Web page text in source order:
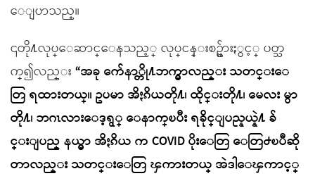
ေျပာသည္။
၎တို႔လုပ္ေဆာင္ေနသည့္ လုပ္ငန္းစဥ္မ်ားႏွင့္ ပတ္သ
က္၍လည္း “အခု က်ေနာ္တို႔ဘက္မွာလည္း သတင္းေ
တြ ရထားတယ္။ ဥပမာ အိႏၵိယတို႔၊ ထိုင္းတို႔၊ မေလး မွာ
တို႔၊ ဘဂၤလားေဒ့ရွ္ ေနာက္ၿပီး ရခိုင္ျပည္နယ္နဲ႔ ခ်
င္းျပည္ နယ္မွာ အိႏၵိယ က COVID ပိုးေတြ ေတြ႕ၿပီဆို
တာလည္း သတင္းေတြ ၾကားတယ္ အဲဒါေၾကာင့္